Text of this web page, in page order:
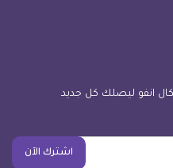
انفو ليصلك كل جديد
اشترك الآن